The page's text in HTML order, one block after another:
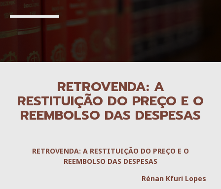
RETROVENDA: A
RESTITUIÇÃO DO PREÇO E O
REEMBOLSO DAS DESPESAS
RETROVENDA: A RESTITUIÇÃO DO PREÇO E O
REEMBOLSO DAS DESPESAS
Rénan Kfuri Lopes